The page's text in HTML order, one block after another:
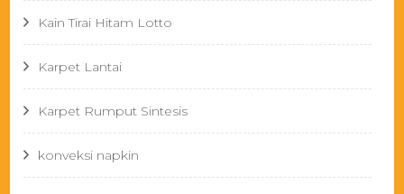
Kain Tirai Hitam Lotto
Karpet Lantai
Karpet Rumput Sintesis
konveksi napkin